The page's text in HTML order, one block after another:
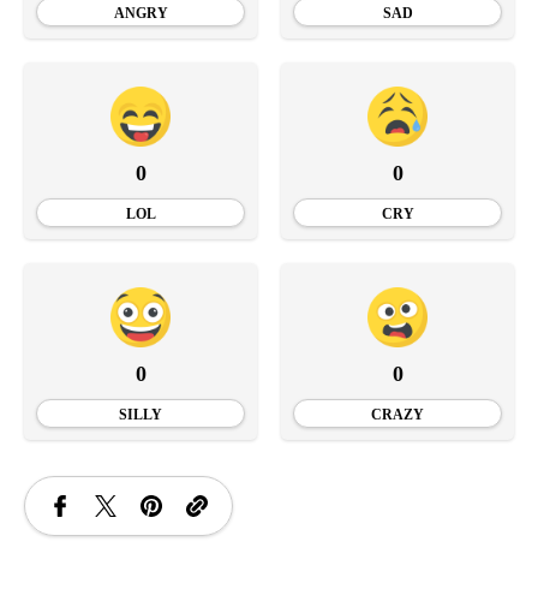
ANGRY SAD
0
LOL
0
CRY
0
SILLY
0
CRAZY